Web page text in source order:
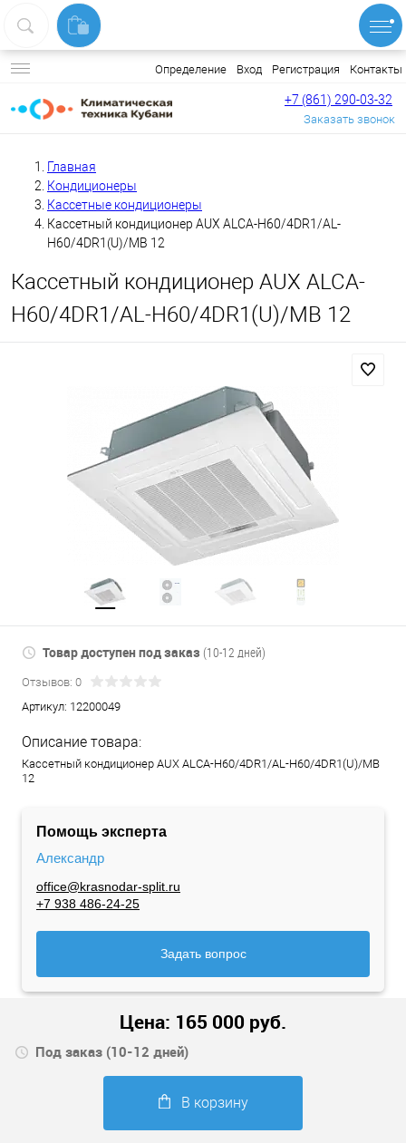
Определение Вход Регистрация Контакты
+7 (861) 290-03-32
Заказать звонок
Главная
Кондиционеры
Кассетные кондиционеры
Кассетный кондиционер AUX ALCA-H60/4DR1/AL-
H60/4DR1(U)/MB 12
Кассетный кондиционер AUX ALCA-
H60/4DR1/AL-H60/4DR1(U)/MB 12
Товар доступен под заказ (10-12 дней)
Отзывов: 0
Артикул: 12200049
Описание товара:
Кассетный кондиционер AUX ALCA-H60/4DR1/AL-H60/4DR1(U)/MB
12
Помощь эксперта
Александр
office@krasnodar-split.ru
+7 938 486-24-25
Задать вопрос
Цена: 165 000 руб.
Под заказ (10-12 дней)
В корзину